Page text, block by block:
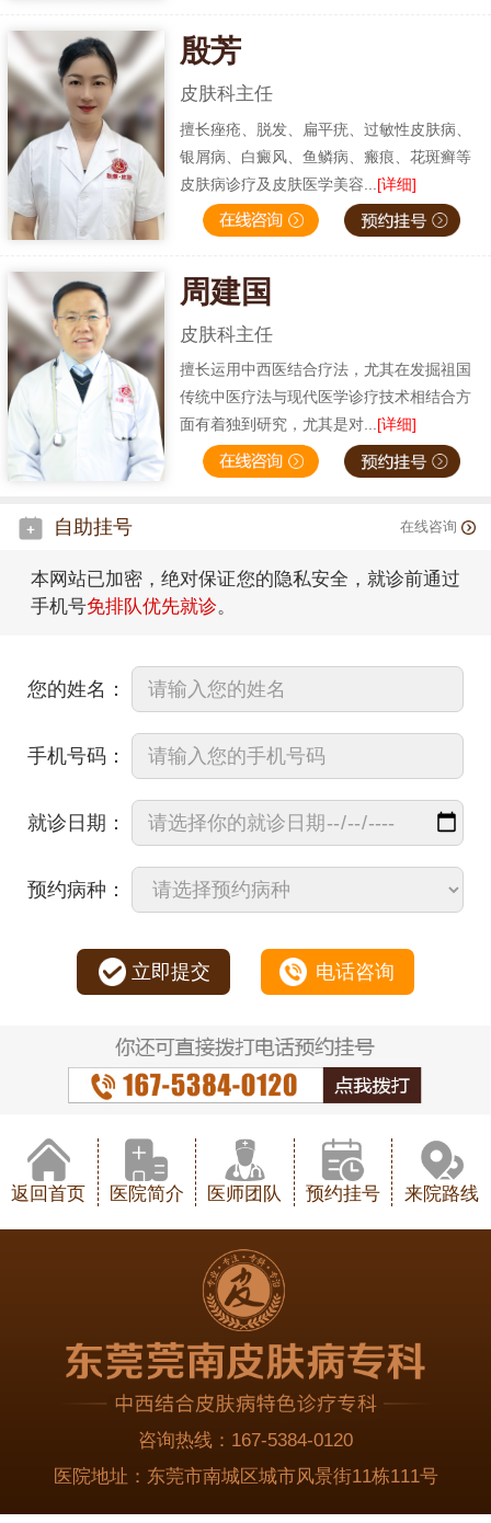
殷芳
皮肤科主任
擅长痤疮、脱发、扁平疣、过敏性皮肤病、
银屑病、白癜风、鱼鳞病、瘢痕、花斑癣等
皮肤病诊疗及皮肤医学美容... [详细]
周建国
皮肤科主任
擅长运用中西医结合疗法，尤其在发掘祖国
传统中医疗法与现代医学诊疗技术相结合方
面有着独到研究，尤其是对...[详细]
自助挂号 在线咨询
本网站已加密，绝对保证您的隐私安全，就诊前通过
手机号免排队优先就诊。
您的姓名：
手机号码：
就诊日期：
预约病种：
立即提交 电话咨询
返回首页 医院简介 医师团队 预约挂号 来院路线
咨询热线： 167-5384-0120
医院地址： 东莞市南城区城市风景街11栋111号